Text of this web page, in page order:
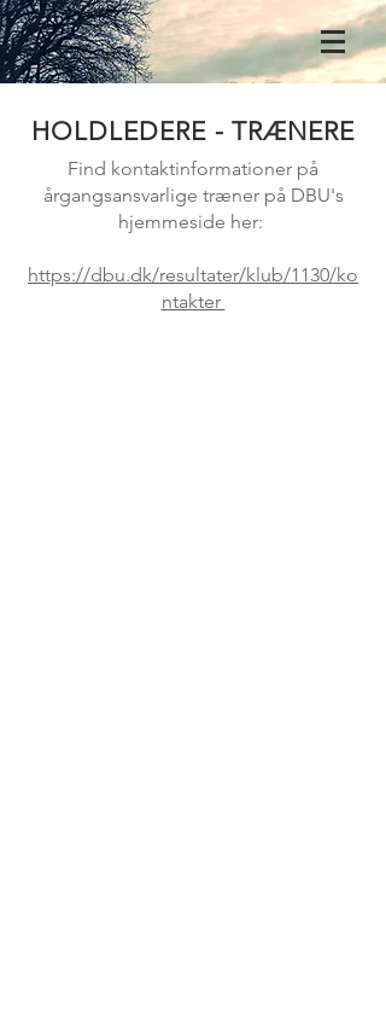
Kundby Idrætsforening
ANNO 1932
HOLDLEDERE - TRÆNERE
Find kontaktinformationer på
årgangsansvarlige træner på DBU's
hjemmeside her:
https://dbu.dk/resultater/klub/1130/ko
ntakter